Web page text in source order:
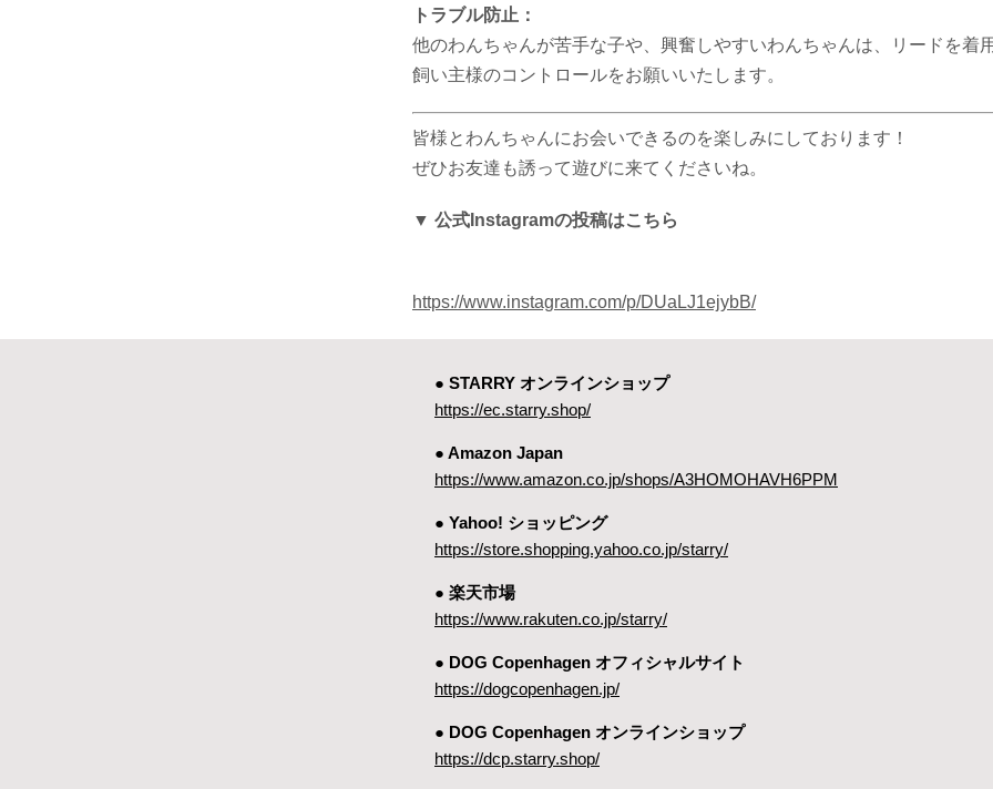
トラブル防止：
他のわんちゃんが苦手な子や、興奮しやすいわんちゃんは、リードを着
飼い主様のコントロールをお願いいたします。
皆様とわんちゃんにお会いできるのを楽しみにしております！
ぜひお友達も誘って遊びに来てくださいね。
▼ 公式Instagramの投稿はこちら
https://www.instagram.com/p/DUaLJ1ejybB/
● STARRY オンラインショップ
https://ec.starry.shop/
● Amazon Japan
https://www.amazon.co.jp/shops/A3HOMOHAVH6PPM
● Yahoo! ショッピング
https://store.shopping.yahoo.co.jp/starry/
● 楽天市場
https://www.rakuten.co.jp/starry/
● DOG Copenhagen オフィシャルサイト
https://dogcopenhagen.jp/
● DOG Copenhagen オンラインショップ
https://dcp.starry.shop/